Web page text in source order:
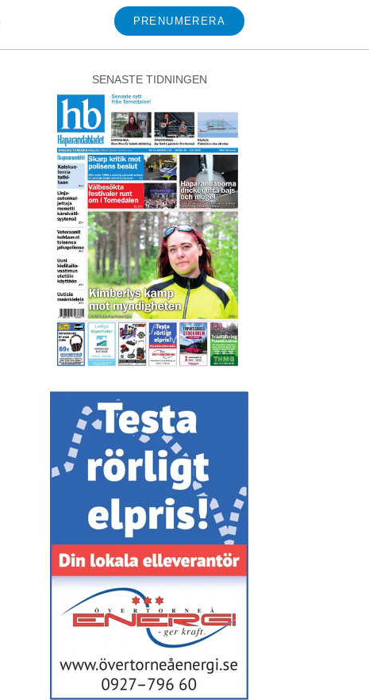
PRENUMERERA
SENASTE TIDNINGEN